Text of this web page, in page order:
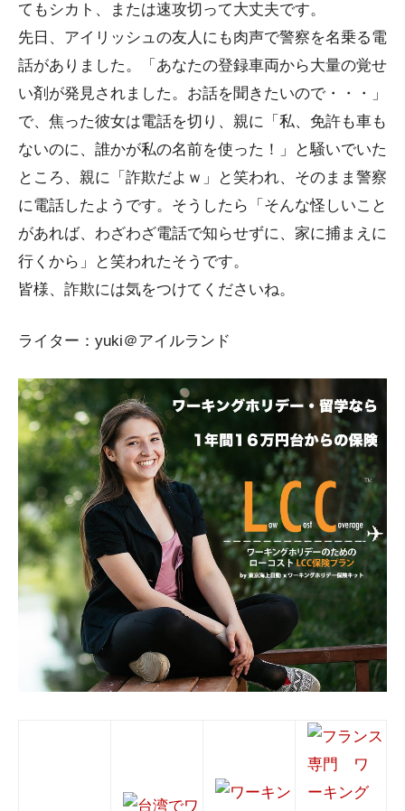
てもシカト、または速攻切って大丈夫です。
先日、アイリッシュの友人にも肉声で警察を名乗る電
話がありました。「あなたの登録車両から大量の覚せ
い剤が発見されました。お話を聞きたいので・・・」
で、焦った彼女は電話を切り、親に「私、免許も車も
ないのに、誰かが私の名前を使った！」と騒いでいた
ところ、親に「詐欺だよｗ」と笑われ、そのまま警察
に電話したようです。そうしたら「そんな怪しいこと
があれば、わざわざ電話で知らせずに、家に捕まえに
行くから」と笑われたそうです。
皆様、詐欺には気をつけてくださいね。
ライター：yuki＠アイルランド